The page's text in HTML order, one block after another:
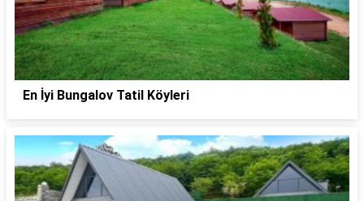
En İyi Bungalov Tatil Köyleri